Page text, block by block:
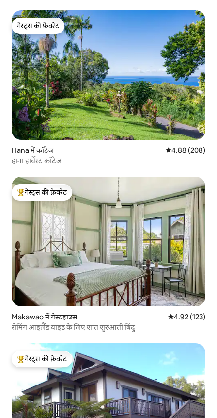
गेस्ट्स की फ़ेवरेट
गेस्ट्स की फ़ेवरेट
Hana में कॉटेज औसत रेटिंग 5 में से
4.88 (208)
हाना हार्वेस्ट कॉटेज
गेस्ट्स का टॉप फ़ेवरेट
गेस्ट्स की फ़ेवरेट
Makawao में गेस्टहाउस औसत रेटिंग 5 में से
4.92 (123)
रोमिंग आइलैंड वाइड के लिए शांत शुरुआती बिंदु
गेस्ट्स का टॉप फ़ेवरेट
गेस्ट्स की फ़ेवरेट